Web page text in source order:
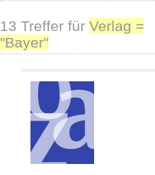
13 Treffer für Verlag =
"Bayer"